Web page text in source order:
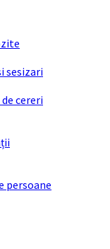
sesizari
cereri
persoane